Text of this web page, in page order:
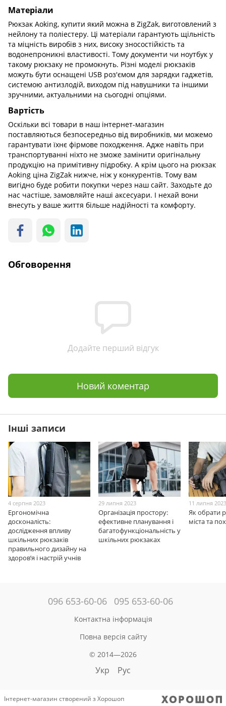
Матеріали
Рюкзак Aoking, купити який можна в ZigZak, виготовлений з
нейлону та поліестеру. Ці матеріали гарантують щільність
та міцність виробів з них, високу зносостійкість та
водонепроникні властивості. Тому документи чи ноутбук у
такому рюкзаку не промокнуть. Різні моделі рюкзаків
можуть бути оснащені USB роз'ємом для зарядки гаджетів,
системою антизлодій, виходом під навушники та іншими
зручними, актуальними на сьогодні опціями.
Вартість
Оскільки всі товари в наш інтернет-магазин
поставляються безпосередньо від виробників, ми можемо
гарантувати їхнє фірмове походження. Адже навіть при
транспортуванні ніхто не зможе замінити оригінальну
продукцію на примітивну підробку. А крім цього на рюкзак
Aoking ціна ZigZak нижче, ніж у конкурентів. Тому вам
вигідно буде робити покупки через наш сайт. Заходьте до
нас частіше, замовляйте наші аксесуари. І нехай вони
внесуть у ваше життя більше надійності та комфорту.
Обговорення
Додайте перший відгук
Новий коментар
Інші записи
4 серпня 2023
Ергономічна
досконалість:
дослідження впливу
шкільних рюкзаків
правильного дизайну на
здоров’я і настрій учнів
29 липня 2023
Організація простору:
ефективне планування і
багатофункціональність у
шкільних рюкзаках
11 липня
Як обрати
міста та
096 653-60-06 095 653-60-06
Контактна інформація
Повна версія сайту
© 2014—2026
Укр Рус
Інтернет-магазин створений з Хорошоп